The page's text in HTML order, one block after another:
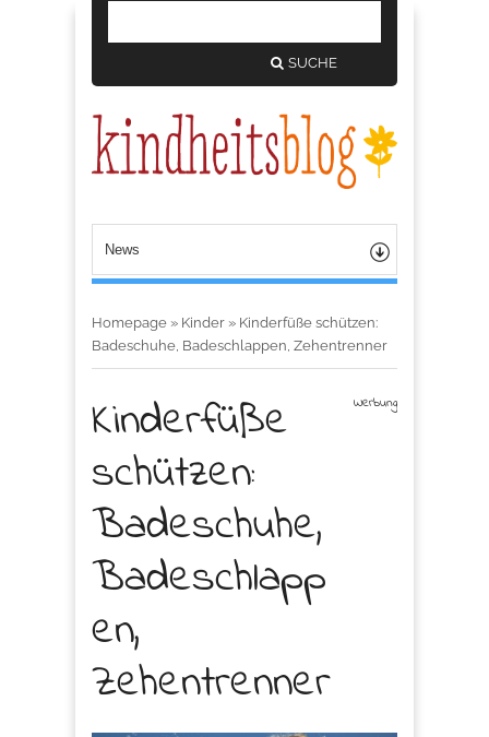
SUCHE
Homepage » Kinder » Kinderfüße schützen:
Badeschuhe, Badeschlappen, Zehentrenner
Kinderfüße
schützen:
Badeschuhe,
Badeschlapp
en,
Zehentrenner
Werbung